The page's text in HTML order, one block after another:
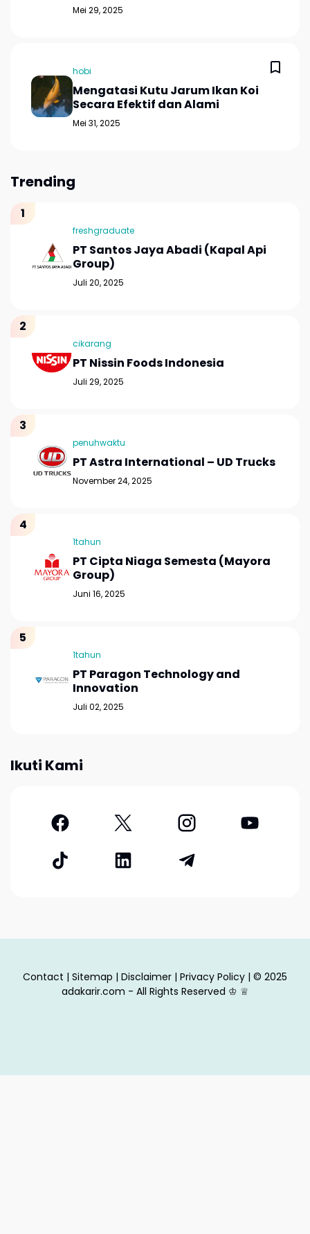
Mei 29, 2025
hobi
Mengatasi Kutu Jarum Ikan Koi
Secara Efektif dan Alami
Mei 31, 2025
Trending
freshgraduate
PT Santos Jaya Abadi (Kapal Api
Group)
Juli 20, 2025
cikarang
PT Nissin Foods Indonesia
Juli 29, 2025
penuhwaktu
PT Astra International – UD Trucks
November 24, 2025
1tahun
PT Cipta Niaga Semesta (Mayora
Group)
Juni 16, 2025
1tahun
PT Paragon Technology and
Innovation
Juli 02, 2025
Ikuti Kami
Contact | Sitemap | Disclaimer | Privacy Policy | © 2025
adakarir.com - All Rights Reserved ♔ ♕